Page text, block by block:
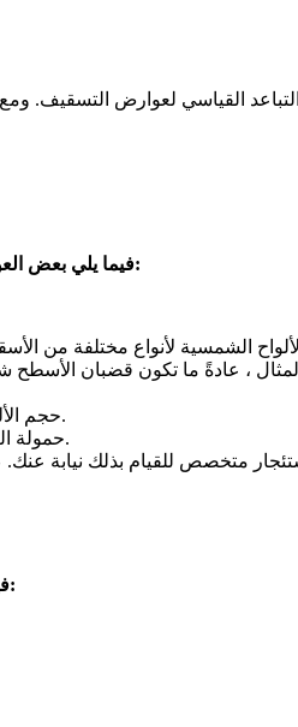
فيما يلي بعض العوامل التي يجب مراعاتها عند اختيار قضبان تركيب الألواح الشمسية:
، عادةً ما تكون قضبان الأسطح
حجم الألواح الشمسية: سيحدد حجم الألواح الشمسية طول قضبان التركيب.
حمولة الرياح: سيحدد حمل الرياح في منطقتك قوة قضبان التثبيت المطلوبة.
فيما يلي الخطوات المتبعة في تثبيت قضبان تركيب الألواح الشمسية: